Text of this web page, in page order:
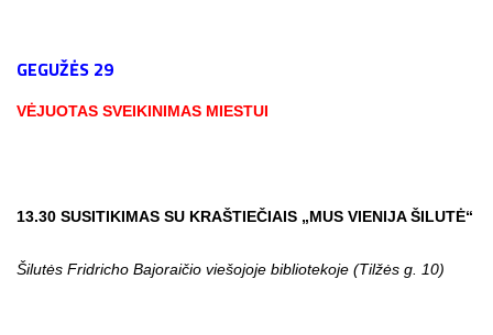
GEGUŽĖS 29
VĖJUOTAS SVEIKINIMAS MIESTUI
13.30 SUSITIKIMAS SU KRAŠTIEČIAIS „MUS VIENIJA ŠILUTĖ“
Šilutės Fridricho Bajoraičio viešojoje bibliotekoje (Tilžės g. 10)